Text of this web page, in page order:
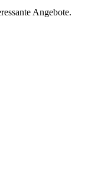
Angebote.